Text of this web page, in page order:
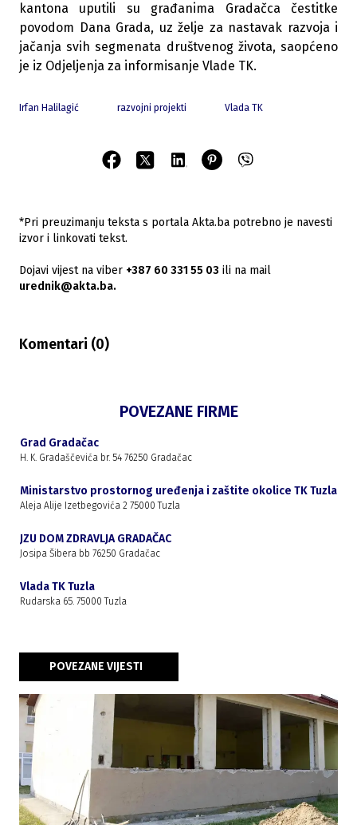
kantona uputili su građanima Gradačca čestitke
povodom Dana Grada, uz želje za nastavak razvoja i
jačanja svih segmenata društvenog života, saopćeno
je iz Odjeljenja za informisanje Vlade TK.
Irfan Halilagić razvojni projekti Vlada TK
*Pri preuzimanju teksta s portala Akta.ba potrebno je navesti
izvor i linkovati tekst.
Dojavi vijest na viber +387 60 331 55 03 ili na mail
urednik@akta.ba.
Komentari (0)
POVEZANE FIRME
Grad Gradačac
H. K. Gradaščevića br. 54 76250 Gradačac
Ministarstvo prostornog uređenja i zaštite okolice TK Tuzla
Aleja Alije Izetbegovića 2 75000 Tuzla
JZU DOM ZDRAVLJA GRADAČAC
Josipa Šibera bb 76250 Gradačac
Vlada TK Tuzla
Rudarska 65. 75000 Tuzla
POVEZANE VIJESTI